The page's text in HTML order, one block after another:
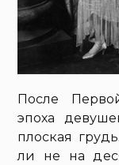
После
эпоха
плоская
ли не на